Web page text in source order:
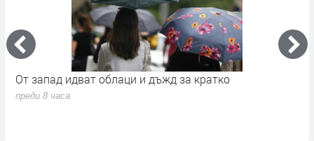
Премиерът Радев: Дрон нахлу в българското
въздушно пространство и се взриви